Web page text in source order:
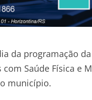
da programação
Saúde Física e
município.